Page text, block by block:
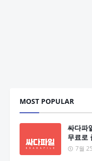
MOST POPULAR
싸다파
무료로
7월